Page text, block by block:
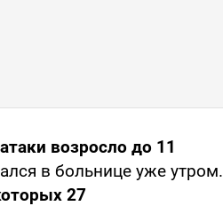
возросло до 11
в больнице уже утром.
27